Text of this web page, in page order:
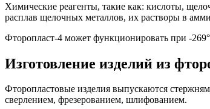
Химические реагенты, такие как: кислоты,
расплав щелочных металлов, их растворы в
Фторопласт-4 может функционировать при -
Изготовление изделий из
Фторопластовые изделия выпускаются
сверлением, фрезерованием, шлифованием.